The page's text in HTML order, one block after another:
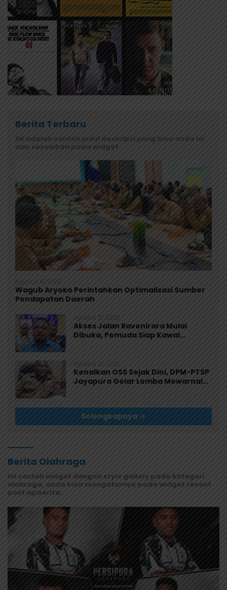
Berita Terbaru
Ini adalah contoh judul deskripsi yang bisa anda isi
dan sesuaikan pada widget
Agustus 10, 2026
Wagub Aryoko Perintahkan Optimalisasi Sumber
Pendapatan Daerah
Agustus 10, 2026
Akses Jalan Ravenirara Mulai
Dibuka, Pemuda Siap Kawal
Agustus 10, 2026
Kenalkan OSS Sejak Dini, DPM-PTSP
Jayapura Gelar Lomba Mewarnai
Selengkapnya
Berita Olahraga
Ini contoh widget dengan style gallery pada kategori
olahraga, anda bisa mengaturnya pada widget recent
post wpberita.